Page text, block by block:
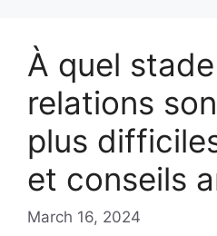
À quel
relations
plus
et conseils
March 16, 2024